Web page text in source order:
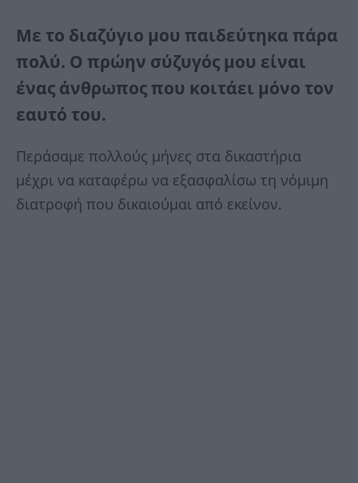
Με το διαζύγιο μου παιδεύτηκα πάρα
πολύ. Ο πρώην σύζυγός μου είναι
ένας άνθρωπος που κοιτάει μόνο τον
εαυτό του.
Περάσαμε πολλούς μήνες στα δικαστήρια
μέχρι να καταφέρω να εξασφαλίσω τη νόμιμη
διατροφή που δικαιούμαι από εκείνον.